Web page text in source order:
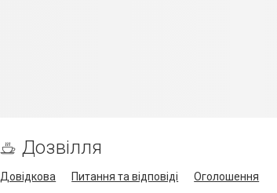
Дозвілля
Довідкова Питання та відповіді
Оголошення